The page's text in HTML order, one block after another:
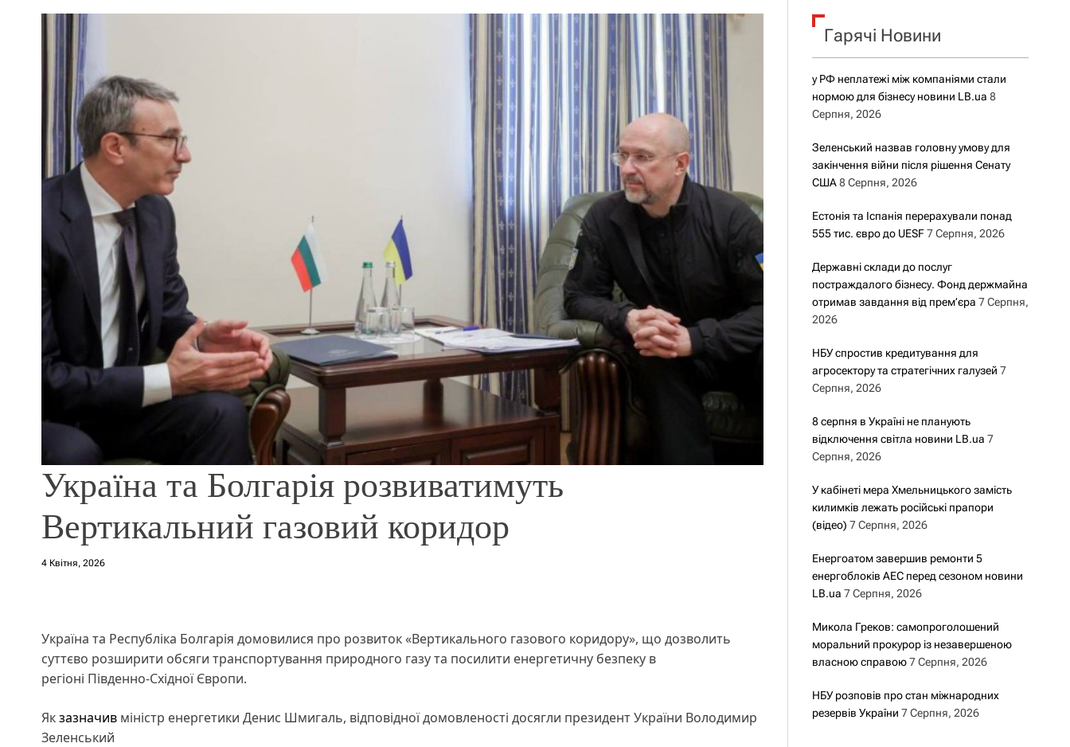
о
о
р
м
у
Україна та Болгарія розвиватимуть
Вертикальний газовий коридор
4 Квітня, 2026
Україна та Республіка Болгарія домовилися про розвиток «Вертикального газового коридору», що дозволить
суттєво розширити обсяги транспортування природного газу та посилити енергетичну безпеку в
регіоні Південно-Східної Європи.
Якзазначив міністр енергетики Денис Шмигаль, відповідної домовленості досягли президент України Володимир
Зеленський
Гарячі Новини
у РФ неплатежі між компаніями стали
нормою для бізнесу новини LB.ua 8
Серпня, 2026
Зеленський назвав головну умову для
закінчення війни після рішення Сенату
США 8 Серпня, 2026
Естонія та Іспанія перерахували понад
555 тис. євро до UESF 7 Серпня, 2026
Державні склади до послуг
постраждалого бізнесу. Фонд держмайна
отримав завдання від прем’єра 7 Серпня,
2026
НБУ спростив кредитування для
агросектору та стратегічних галузей 7
Серпня, 2026
8 серпня в Україні не планують
відключення світла новини LB.ua 7
Серпня, 2026
У кабінеті мера Хмельницького замість
килимків лежать російські прапори
(відео) 7 Серпня, 2026
Енергоатом завершив ремонти 5
енергоблоків АЕС перед сезоном новини
LB.ua 7 Серпня, 2026
Микола Греков: самопроголошений
моральний прокурор із незавершеною
власною справою 7 Серпня, 2026
НБУ розповів про стан міжнародних
резервів України 7 Серпня, 2026